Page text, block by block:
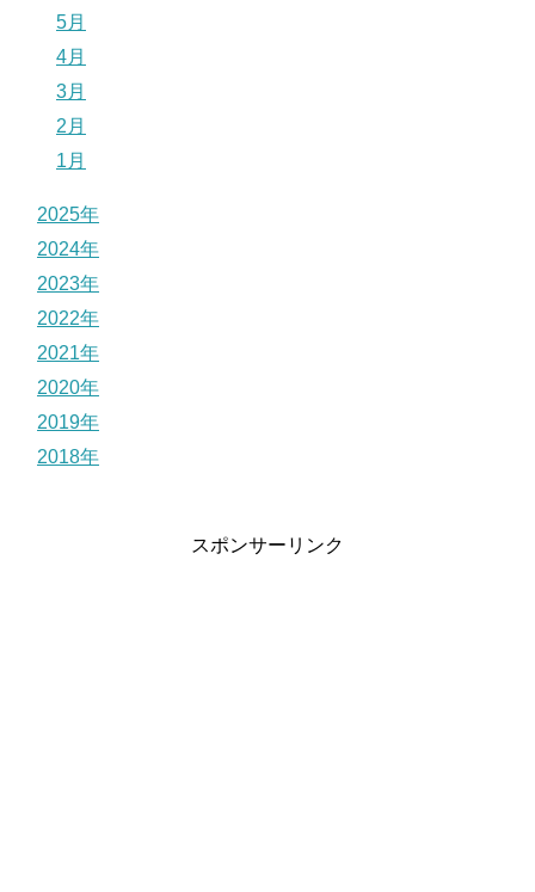
5月
4月
3月
2月
1月
2025年
2024年
2023年
2022年
2021年
2020年
2019年
2018年
スポンサーリンク